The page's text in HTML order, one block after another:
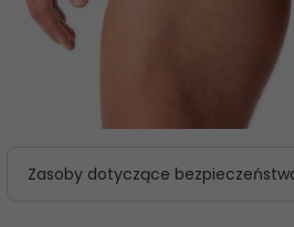
Zasoby dotyczące